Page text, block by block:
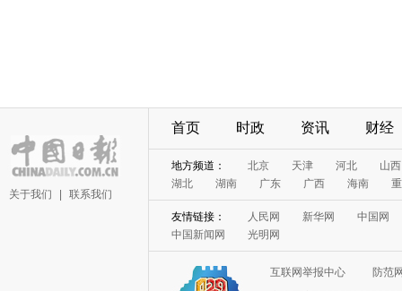
关于我们 联系我们
首页 时政 资讯 财经
地方频道： 北京 天津 河北
山西
湖北
湖南 广东 广西 海南
友情链接： 人民网 新华网
中国网
中国新闻网
光明网
互联网举报中心
防范